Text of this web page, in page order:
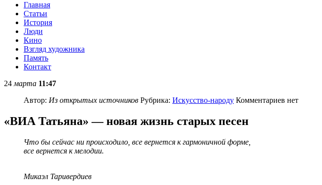
Главная
Статьи
История
Люди
Кино
Взгляд художника
Память
Контакт
24 марта 11:47
Автор: Из открытых источников Рубрика: Искусство-народу Комментариев нет
«ВИА Татьяна» — новая жизнь старых песен
Что бы сейчас ни происходило, все вернется к гармоничной форме,
все вернется к мелодии.
Микаэл Таривердиев